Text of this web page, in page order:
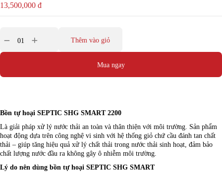
13,500,000 đ
Thêm vào giỏ
Mua ngay
Bồn tự hoại SEPTIC SHG SMART 2200
Là giải pháp xử lý nước thải an toàn và thân thiện với môi trường. Sản phẩm
hoạt động dựa trên công nghệ vi sinh với hệ thống giỏ chứ cầu đánh tan chất
thải – giúp tăng hiệu quả xử lý chất thải trong nước thải sinh hoạt, đảm bảo
chất lượng nước đầu ra không gây ô nhiễm môi trường.
Lý do nên dùng bồn tự hoại SEPTIC SHG SMART